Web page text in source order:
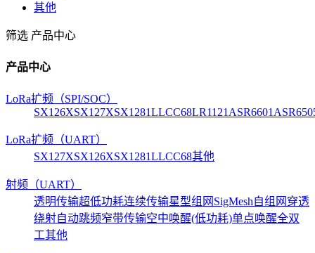
其他
筛选 产品中心
产品中心
LoRa扩频（SPI/SOC）
SX126XSX127XSX1281LLCC68LR1121 ASR6601
LoRa扩频（UART）
SX127XSX126XSX1281LLCC68其他
射频（UART）
透明传输超低功耗连续传输星型组网 SigMesh自组网 穿透
绕射自动跳频窄带传输空中唤醒(低功耗)单点唤醒全双
工其他